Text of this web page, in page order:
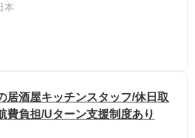
本
居酒屋キッチンスタッフ/休日取
費負担/Uターン支援制度あり